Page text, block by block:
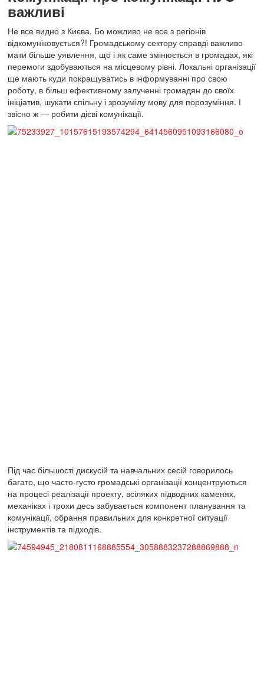
важливі
Не все видно з Києва. Бо можливо не все з регіонів
відкомуніковується?! Громадському сектору справді важливо
мати більше уявлення, що і як саме змінюється в громадах, які
перемоги здобуваються на місцевому рівні. Локальні організації
ще мають куди покращуватись в інформуванні про свою
роботу, в більш ефективному залученні громадян до своїх
ініціатив, шукати спільну і зрозумілу мову для порозуміння. І
звісно ж — робити дієві комунікації.
Під час більшості дискусій та навчальних сесій говорилось
багато, що часто-густо громадські організації концентруються
на процесі реалізації проекту, всіляких підводних каменях,
механіках і трохи десь забувається компонент планування та
комунікації, обрання правильних для конкретної ситуації
інструментів та підходів.